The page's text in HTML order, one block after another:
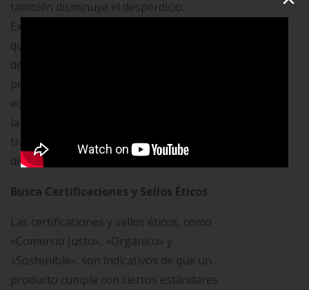
también disminuye el desperdicio.
Explora productos locales y artesanales
que reflejen la creatividad y la identidad
de tu comunidad. Al apoyar a los
productores locales, no solo impulsas la
economía, sino que también minimizas
la huella de carbono asociada con el
transporte de mercancías a largas
distancias.
Busca Certificaciones y Sellos Éticos
Las certificaciones y sellos éticos, como
«Comercio Justo», «Orgánico» y
«Sostenible», son indicativos de que un
producto cumple con ciertos estándares